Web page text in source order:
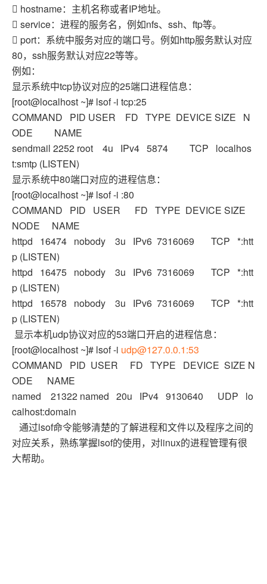
 hostname：主机名称或者IP地址。
 service：进程的服务名，例如nfs、ssh、ftp等。
 port：系统中服务对应的端口号。例如http服务默认对应
80，ssh服务默认对应22等等。
例如：
显示系统中tcp协议对应的25端口进程信息：
[root@localhost ~]# lsof -i tcp:25
COMMAND PID USER FD TYPE DEVICE SIZE N
ODE NAME
sendmail 2252 root 4u IPv4 5874 TCP localhos
t:smtp (LISTEN)
显示系统中80端口对应的进程信息：
[root@localhost ~]# lsof -i :80
COMMAND PID USER FD TYPE DEVICE SIZE
NODE NAME
httpd 16474 nobody 3u IPv6 7316069 TCP *:htt
p (LISTEN)
httpd 16475 nobody 3u IPv6 7316069 TCP *:htt
p (LISTEN)
httpd 16578 nobody 3u IPv6 7316069 TCP *:htt
p (LISTEN)
显示本机udp协议对应的53端口开启的进程信息：
[root@localhost ~]# lsof -i udp@127.0.0.1:53
COMMAND PID USER FD TYPE DEVICE SIZE N
ODE NAME
named 21322 named 20u IPv4 9130640 UDP lo
calhost:domain
通过lsof命令能够清楚的了解进程和文件以及程序之间的
对应关系，熟练掌握lsof的使用，对linux的进程管理有很
大帮助。